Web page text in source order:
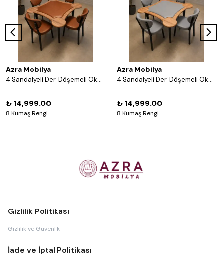
Azra Mobilya
4 Sandalyeli Deri Döşemeli Okey Masası Takımı – 8 Renk Seçenekli Ahşap Masa ve Sandalye Seti - Acı Kahve
₺ 14,999.00
8 Kumaş Rengi
Azra Mobilya
4 Sandalyeli Deri Döşemeli Okey Masası Takımı – 8 Renk Seçenekli Ahşap Masa ve Sandalye Seti - Gri
₺ 14,999.00
8 Kumaş Rengi
Gizlilik Politikası
Gizlilik ve Güvenlik
İade ve İptal Politikası